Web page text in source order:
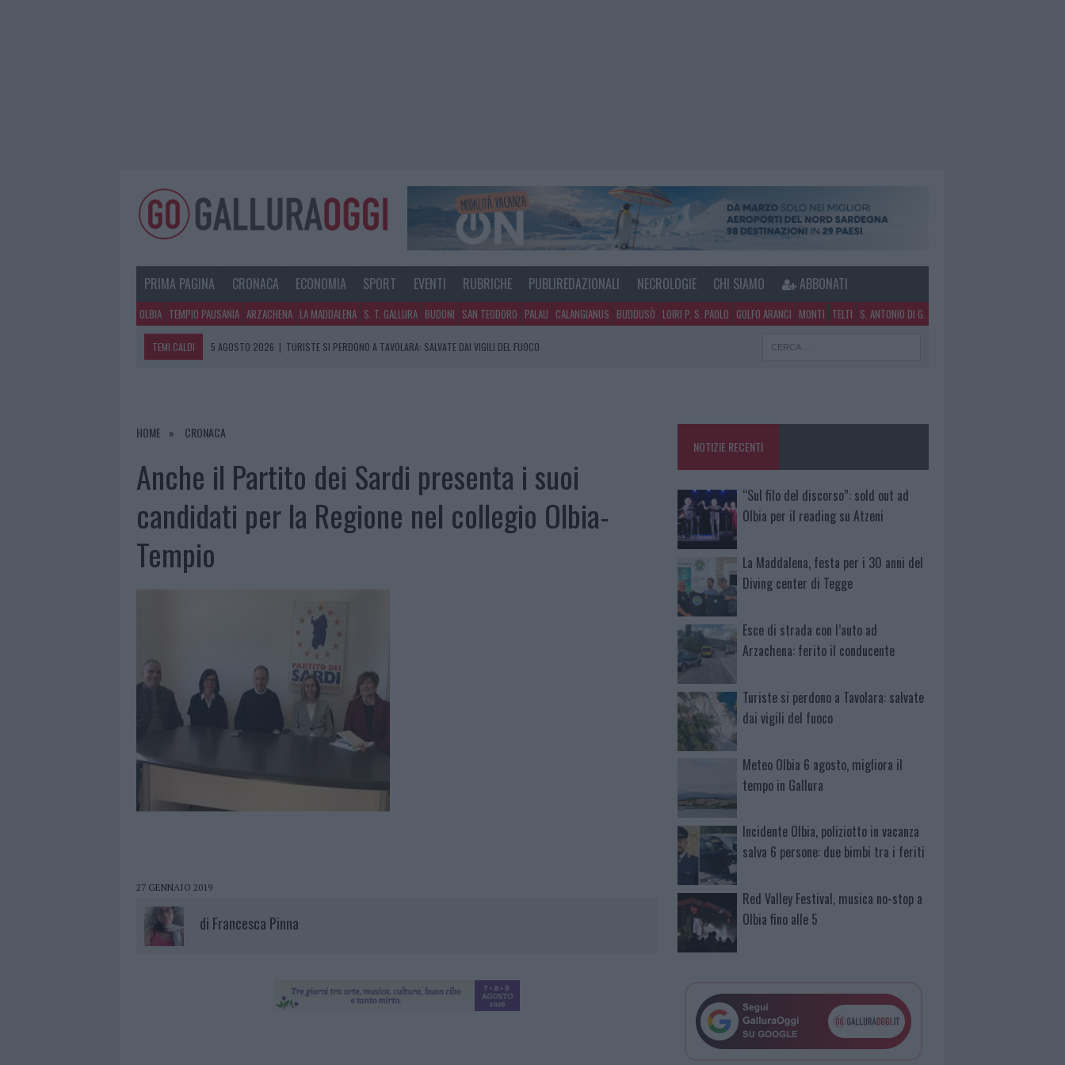
PRIMA PAGINA CRONACA ECONOMIA SPORT EVENTI RUBRICHE PUBLIREDAZIONALI NECROLOGIE CHI SIAMO ABBONATI
OLBIA TEMPIO PAUSANIA ARZACHENA LA MADDALENA S. T. GALLURA BUDONI SAN TEODORO PALAU CALANGIANUS BUDDUSÒ LOIRI P. S. PAOLO GOLFO ARANCI MONTI TELTI S. ANTONIO DI G.
TEMI CALDI 5 AGOSTO 2026 | TURISTE SI PERDONO A TAVOLARA: SALVATE DAI VIGILI DEL FUOCO
5 AGOSTO 2026 | METEO OLBIA 6 AGOSTO, MIGLIORA IL TEMPO IN GALLURA
5 AGOSTO 2026 |
HOME CRONACA
Anche il Partito dei Sardi presenta i suoi
candidati per la Regione nel collegio Olbia-
Tempio
27 GENNAIO 2019
di Francesca Pinna
NOTIZIE RECENTI
“Sul filo del discorso”: sold out ad
Olbia per il reading su Atzeni
La Maddalena, festa per i 30 anni del
Diving center di Tegge
Esce di strada con l’auto ad
Arzachena: ferito il conducente
Turiste si perdono a Tavolara: salvate
dai vigili del fuoco
Meteo Olbia 6 agosto, migliora il
tempo in Gallura
Incidente Olbia, poliziotto in vacanza
salva 6 persone: due bimbi tra i feriti
Red Valley Festival, musica no-stop a
Olbia fino alle 5